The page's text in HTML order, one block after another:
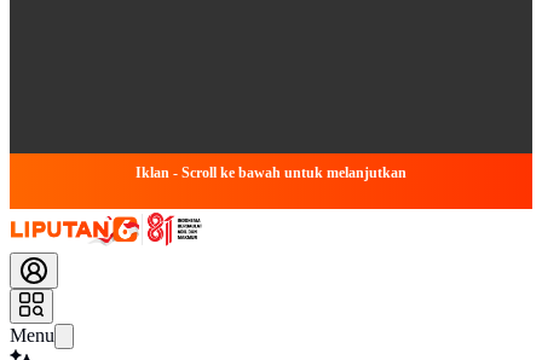
Iklan - Scroll ke bawah untuk melanjutkan
Menu